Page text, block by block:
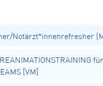
Notärzt*innenrefresher
für
[VM]